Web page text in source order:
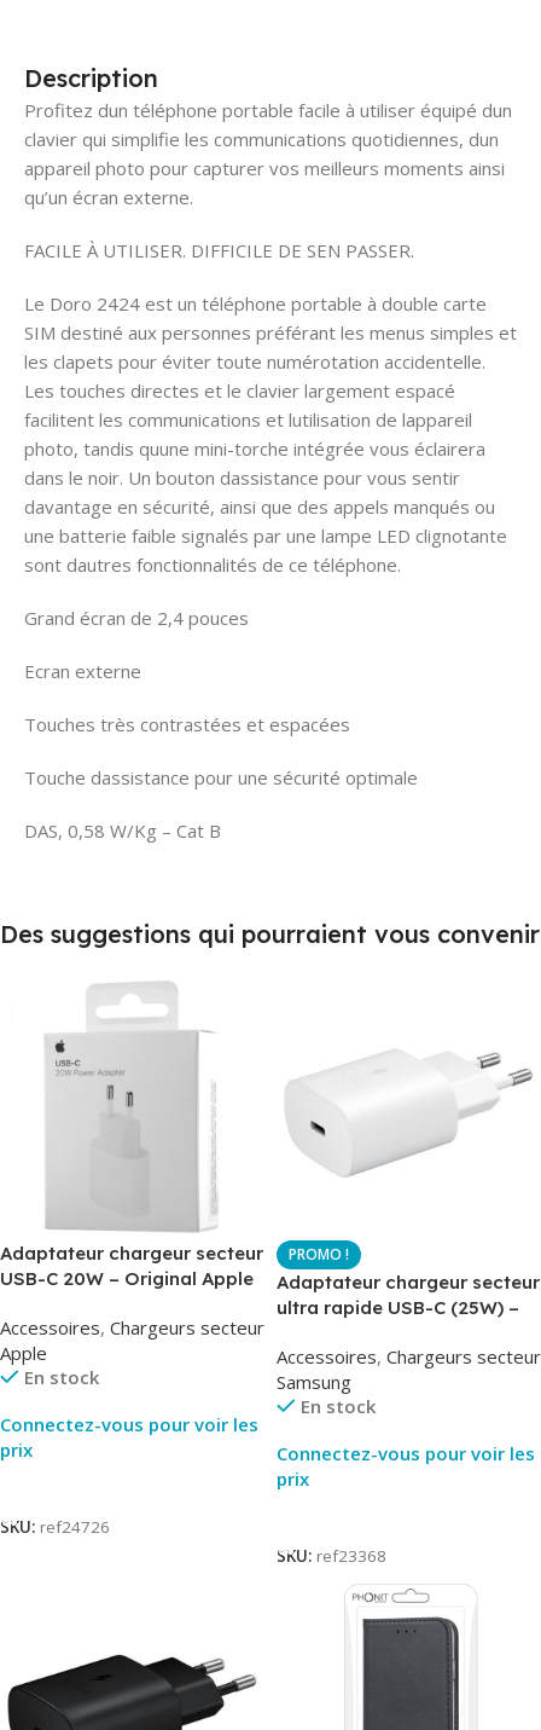
Description
Profitez dun téléphone portable facile à utiliser équipé dun
clavier qui simplifie les communications quotidiennes, dun
appareil photo pour capturer vos meilleurs moments ainsi
qu’un écran externe.
FACILE À UTILISER. DIFFICILE DE SEN PASSER.
Le Doro 2424 est un téléphone portable à double carte
SIM destiné aux personnes préférant les menus simples et
les clapets pour éviter toute numérotation accidentelle.
Les touches directes et le clavier largement espacé
facilitent les communications et lutilisation de lappareil
photo, tandis quune mini-torche intégrée vous éclairera
dans le noir. Un bouton dassistance pour vous sentir
davantage en sécurité, ainsi que des appels manqués ou
une batterie faible signalés par une lampe LED clignotante
sont dautres fonctionnalités de ce téléphone.
Grand écran de 2,4 pouces
Ecran externe
Touches très contrastées et espacées
Touche dassistance pour une sécurité optimale
DAS, 0,58 W/Kg – Cat B
Des suggestions qui pourraient vous convenir
Adaptateur chargeur secteur
USB-C 20W – Original Apple
Original
Accessoires, Chargeurs secteur
Apple
En stock
Connectez-vous pour voir les
prix
SKU: ref24726
Adaptateur chargeur secteur
ultra rapide USB-C (25W) –
EP-TA800
Accessoires, Chargeurs secteur
Samsung
En stock
Connectez-vous pour voir les
prix
SKU: ref23368